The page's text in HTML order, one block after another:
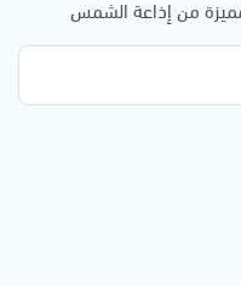
من إذاعة الشمس